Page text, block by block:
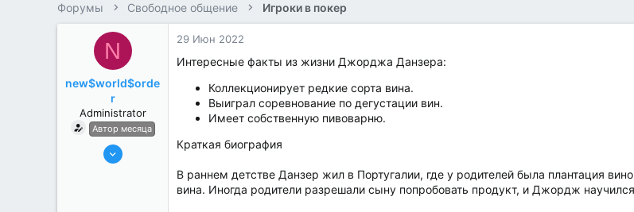
Форумы Свободное общение Игроки в покер
N
new$world$orde
r
Administrator
Автор месяца
27 Май 2022
29 Июн 2022
Интересные факты из жизни Джорджа Данзера:
Коллекционирует редкие сорта вина.
Выиграл соревнование по дегустации вин.
Имеет собственную пивоварню.
Краткая биография
В раннем детстве Данзер жил в Португалии, где у родителей была плантация
вина. Иногда родители разрешали сыну попробовать продукт, и Джордж